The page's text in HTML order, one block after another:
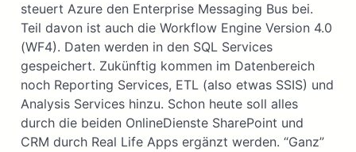
steuert Azure den Enterprise Messaging Bus bei.
Teil davon ist auch die Workflow Engine Version 4.0
(WF4). Daten werden in den SQL Services
gespeichert. Zukünftig kommen im Datenbereich
noch Reporting Services, ETL (also etwas SSIS) und
Analysis Services hinzu. Schon heute soll alles
durch die beiden OnlineDienste SharePoint und
CRM durch Real Life Apps ergänzt werden. “Ganz”